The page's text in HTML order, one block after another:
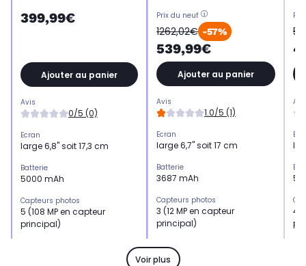
399,99€
Ajouter au panier
Avis
0/5 (0)
Ecran
large 6,8" soit 17,3 cm
Batterie
5000 mAh
Capteurs photos
5 (108 MP en capteur
principal)
Prix du neuf
1262,02€ -57%
539,99€
Ajouter au panier
Avis
1.0/5 (1)
Ecran
large 6,7" soit 17 cm
Batterie
3687 mAh
Capteurs photos
3 (12 MP en capteur
principal)
Mémoire RAM
6 Go
4
Voir plus